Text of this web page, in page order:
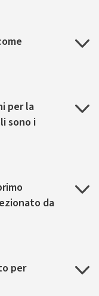
per la
sono i
da
per